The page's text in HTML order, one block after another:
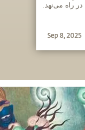
در راه می‌نهد.
Sep 8, 2025